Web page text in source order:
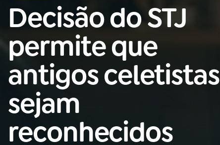
Buscar
na
Rádio
Nacional
01INÍCIO
02 A RÁDIO
03 PROGRAMAÇÃO
Decisão do STJ
permite que
antigos celetistas
sejam
reconhecidos